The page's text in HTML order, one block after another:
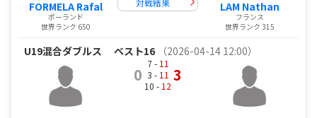
FORMELA Rafal
ポーランド
世界ランク 650
LAM Nathan
フランス
世界ランク 315
U19混合ダブルス ベスト16 （2026-04-14 12:00）
0
7 - 11
3 - 11
10 - 12
3